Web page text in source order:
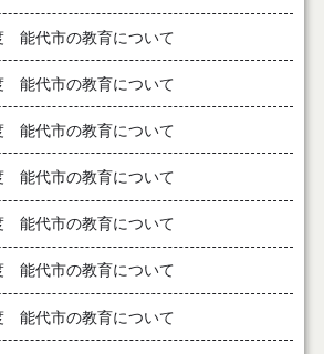
能代市の教育について
能代市の教育について
能代市の教育について
能代市の教育について
能代市の教育について
能代市の教育について
能代市の教育について